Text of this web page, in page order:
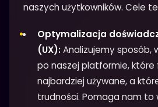
naszych użytkowników. Cele
Optymalizacja
(UX):Analizujemy sposób,
po naszej platformie, które
najbardziej używane, a
trudności. Pomaga nam to